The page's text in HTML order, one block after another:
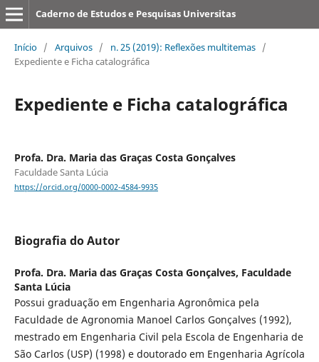
Caderno de Estudos e Pesquisas Universitas
Início / Arquivos / n. 25 (2019): Reflexões multitemas /
Expediente e Ficha catalográfica
Expediente e Ficha catalográfica
Profa. Dra. Maria das Graças Costa Gonçalves
Faculdade Santa Lúcia
https://orcid.org/0000-0002-4584-9935
Biografia do Autor
Profa. Dra. Maria das Graças Costa Gonçalves, Faculdade
Santa Lúcia
Possui graduação em Engenharia Agronômica pela
Faculdade de Agronomia Manoel Carlos Gonçalves (1992),
mestrado em Engenharia Civil pela Escola de Engenharia de
São Carlos (USP) (1998) e doutorado em Engenharia Agrícola